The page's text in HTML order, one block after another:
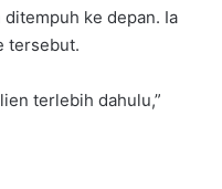
ke depan. Ia
tersebut.
terlebih dahulu,”